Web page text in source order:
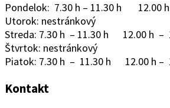
Pondelok: 7.30 h – 11.30 h 12.00
Utorok: nestránkový
Streda: 7.30 h – 11.30 h 12.00 h –
Štvrtok: nestránkový
Piatok: 7.30 h – 11.30 h 12.00 h –
Kontakt